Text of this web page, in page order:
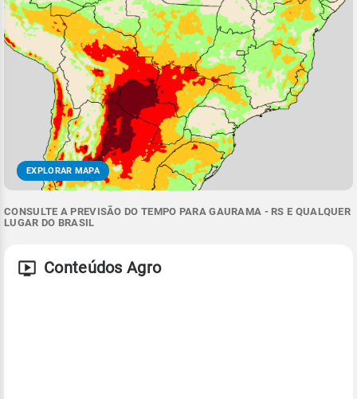
EXPLORAR MAPA
CONSULTE A PREVISÃO DO TEMPO PARA GAURAMA - RS E QUALQUER
LUGAR DO BRASIL
Conteúdos Agro